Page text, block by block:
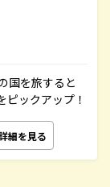
国を旅すると
ピックアップ！
細を見る